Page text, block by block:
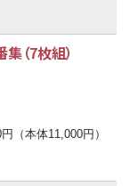
（7枚組）
（本体11,000円）